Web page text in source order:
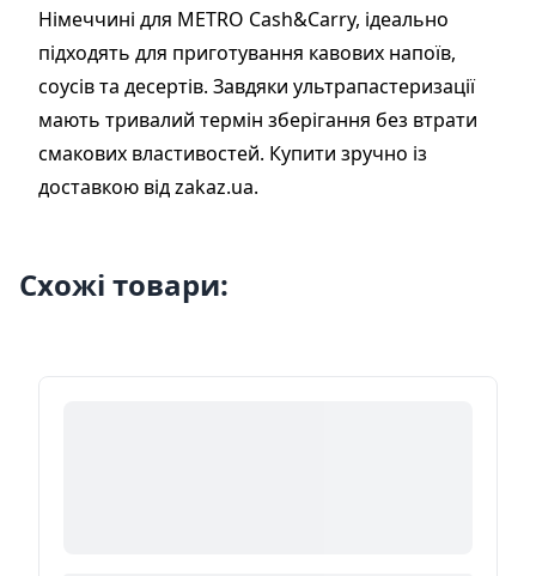
Німеччині для МЕTRO Cash&Carry, ідеально
підходять для приготування кавових напоїв,
соусів та десертів. Завдяки ультрапастеризації
мають тривалий термін зберігання без втрати
смакових властивостей. Купити зручно із
доставкою від zakaz.ua.
Схожі товари: